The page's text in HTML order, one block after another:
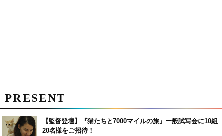
PRESENT
【監督登壇】『猫たちと7000マイルの旅』一般試写会に10組
20名様をご招待！